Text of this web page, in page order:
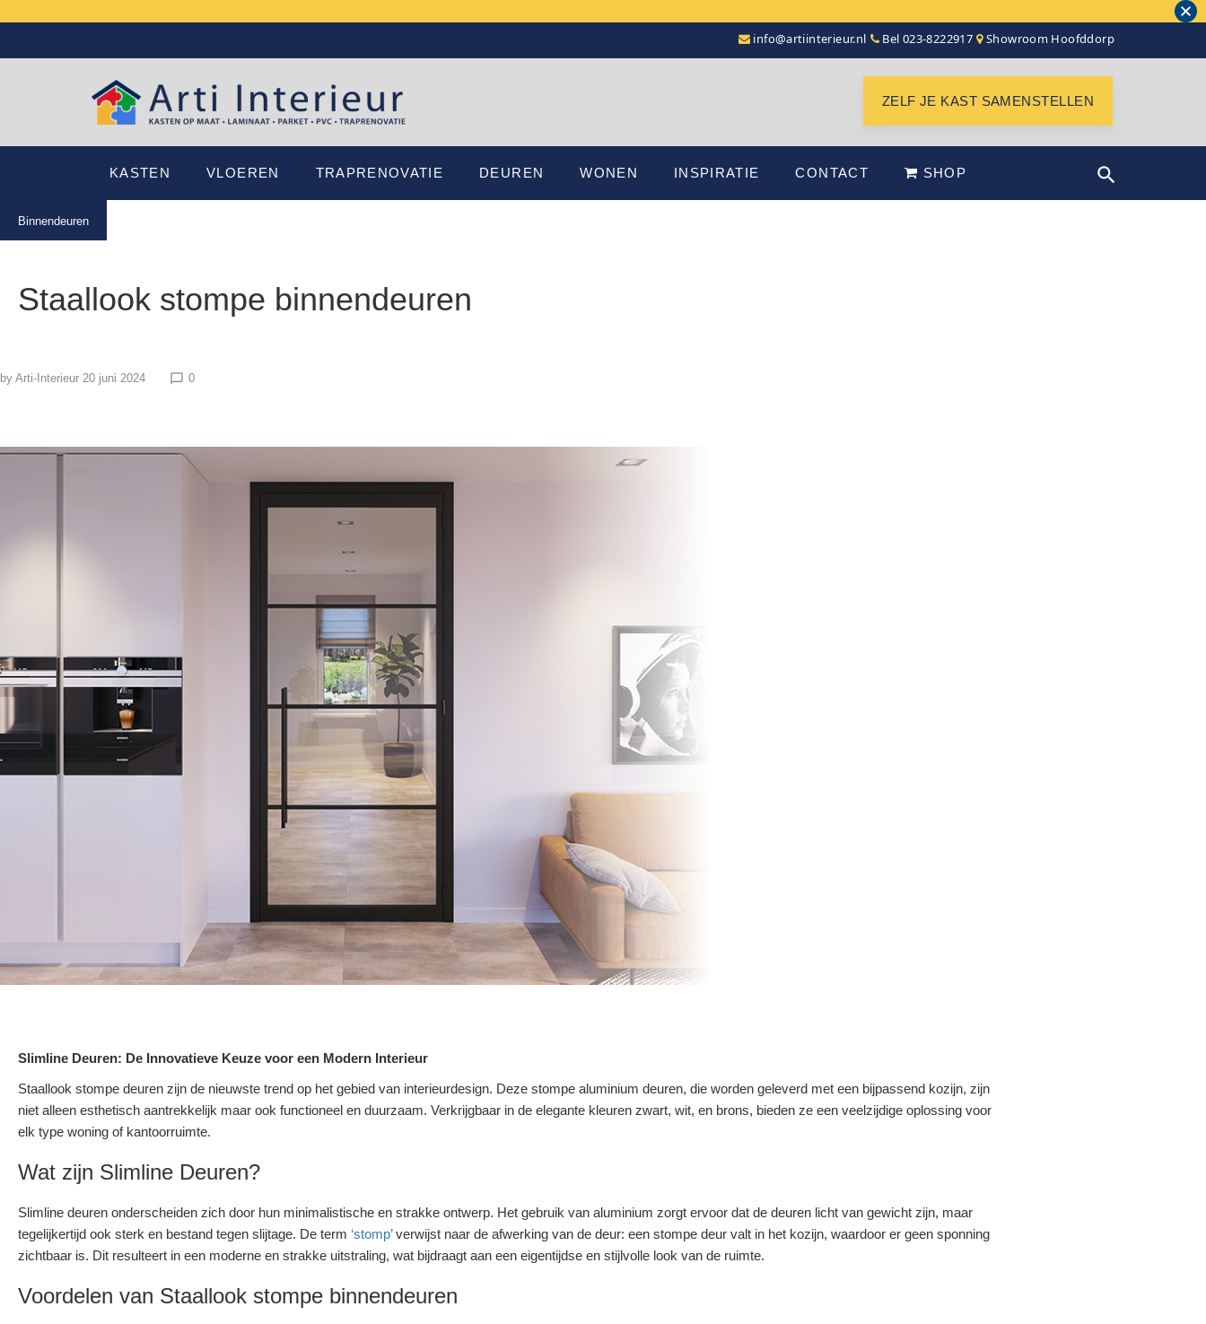
info@artiinterieur.nl Bel 023-8222917 Showroom Hoofddorp
ZELF JE KAST SAMENSTELLEN
KASTEN VLOEREN TRAPRENOVATIE DEUREN WONEN INSPIRATIE CONTACT SHOP
Binnendeuren
Staallook stompe binnendeuren
by Arti-Interieur 20 juni 2024 chat_bubble_outline 0
Slimline Deuren: De Innovatieve Keuze voor een Modern Interieur
Staallook stompe deuren zijn de nieuwste trend op het gebied van interieurdesign. Deze stompe aluminium deuren, die worden geleverd met een bijpassend kozijn, zijn
niet alleen esthetisch aantrekkelijk maar ook functioneel en duurzaam. Verkrijgbaar in de elegante kleuren zwart, wit, en brons, bieden ze een veelzijdige oplossing voor
elk type woning of kantoorruimte.
Wat zijn Slimline Deuren?
Slimline deuren onderscheiden zich door hun minimalistische en strakke ontwerp. Het gebruik van aluminium zorgt ervoor dat de deuren licht van gewicht zijn, maar
tegelijkertijd ook sterk en bestand tegen slijtage. De term ‘stomp’verwijst naar de afwerking van de deur: een stompe deur valt in het kozijn, waardoor er geen sponning
zichtbaar is. Dit resulteert in een moderne en strakke uitstraling, wat bijdraagt aan een eigentijdse en stijlvolle look van de ruimte.
Voordelen van Staallook stompe binnendeuren